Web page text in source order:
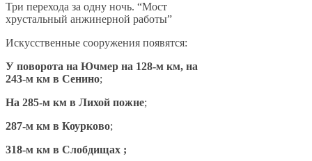
Три перехода за одну ночь. “Мост
хрустальный анжинерной работы”
Искусственные сооружения появятся:
У поворота на Ючмер на 128-м км, на
243-м км в Сенино;
На 285-м км в Лихой пожне;
287-м км в Коурково;
318-м км в Слобдищах ;